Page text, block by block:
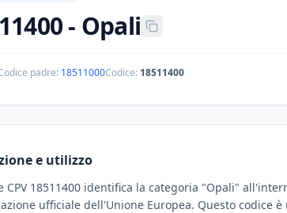
- Opali
padre: 18511000Codice: 18511400
e utilizzo
CPV 18511400 identifica la categoria "Opali"
ufficiale dell'Unione Europea. Questo codice